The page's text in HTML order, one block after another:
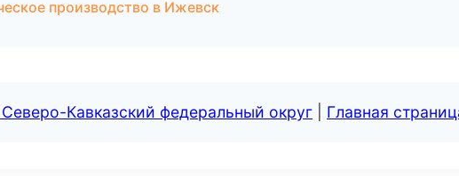
производство в Ижевск
Кавказский федеральный округ Главная